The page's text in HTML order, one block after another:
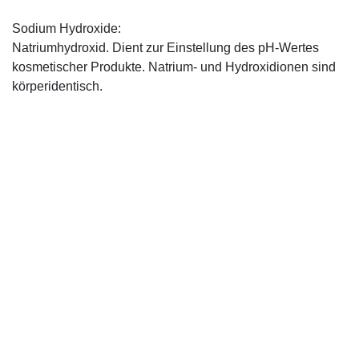
Sodium Hydroxide:
Natriumhydroxid. Dient zur Einstellung des pH-Wertes
kosmetischer Produkte. Natrium- und Hydroxidionen sind
körperidentisch.